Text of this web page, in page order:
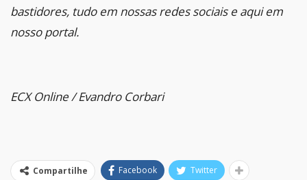
bastidores, tudo em nossas redes sociais e aqui em
nosso portal.
ECX Online / Evandro Corbari
Compartilhe Facebook Twitter